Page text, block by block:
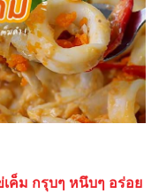
ค็ม กรุบๆ หนึบๆ อร่อย